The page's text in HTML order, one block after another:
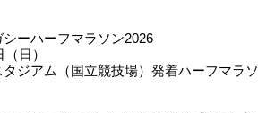
ーハーフマラソン2026
日）
ジアム（国立競技場）発着ハーフマラ